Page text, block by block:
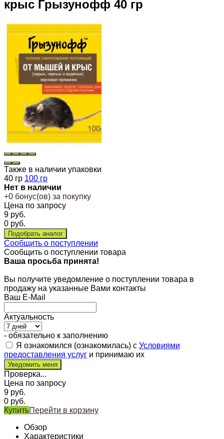
крыс Грызунофф 40 гр
Также в наличии упаковки
40 гр 100 гр
Нет в наличии
+0 бонус(ов) за покупку
Цена по запросу
9 руб.
0 руб.
Сообщить о поступлении
Сообщить о поступлении товара
Ваша просьба принята!
Вы получите уведомление о поступлении товара в
продажу на указанные Вами контакты
Ваш E-Mail
Актуальность
- обязательно к заполнению
Я ознакомился (ознакомилась) с Условиями
предоставления услуг и принимаю их
Проверка...
Цена по запросу
9 руб.
0 руб.
КупитьПерейти в корзину
Обзор
Характеристики